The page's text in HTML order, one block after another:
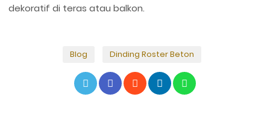
dekoratif di teras atau balkon.
Blog Dinding Roster Beton